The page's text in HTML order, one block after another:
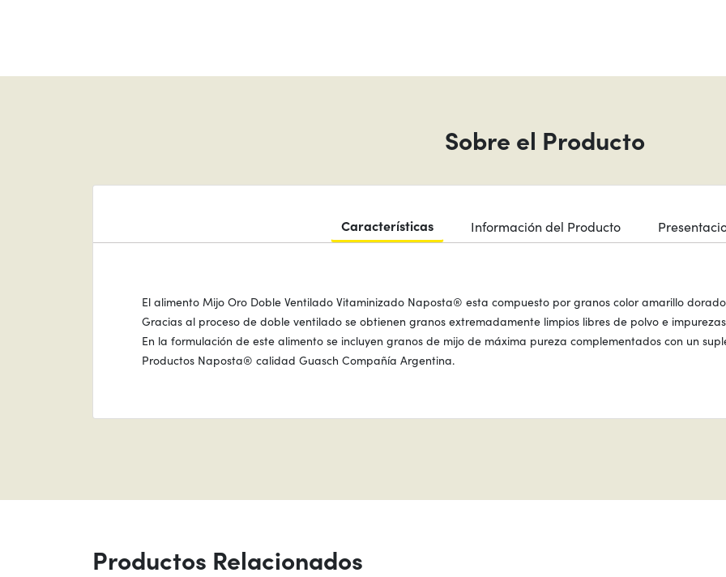
Sobre el Producto
Características Información del Producto
El alimento Mijo Oro Doble Ventilado Vitaminizado Naposta® esta compuesto por granos color amarillo
Gracias al proceso de doble ventilado se obtienen granos extremadamente limpios libres de polvo e
En la formulación de este alimento se incluyen granos de mijo de máxima pureza complementados con un
Productos Naposta® calidad Guasch Compañía Argentina.
Productos Relacionados